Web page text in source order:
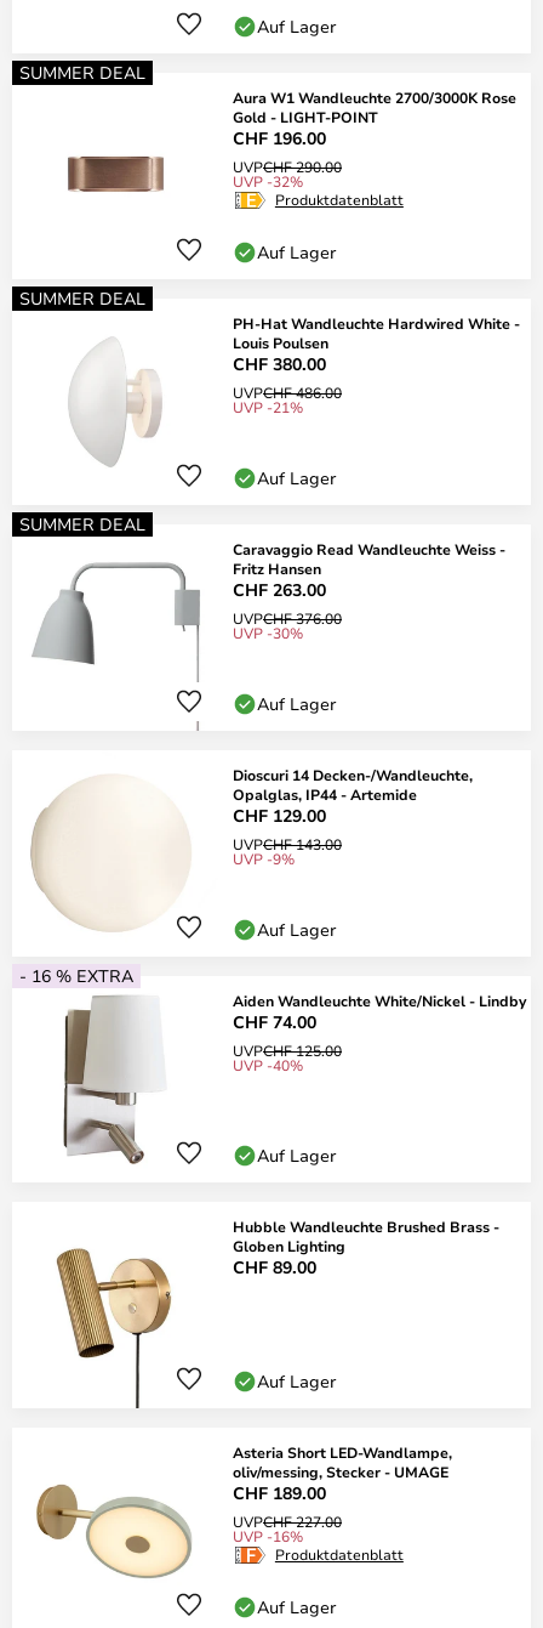
Auf Lager
SUMMER DEAL
Aura W1 Wandleuchte 2700/3000K Rose
Gold - LIGHT-POINT
CHF 196.00
UVPCHF 290.00
UVP -32%
Produktdatenblatt
Auf Lager
SUMMER DEAL
PH-Hat Wandleuchte Hardwired White -
Louis Poulsen
CHF 380.00
UVPCHF 486.00
UVP -21%
Auf Lager
SUMMER DEAL
Caravaggio Read Wandleuchte Weiss -
Fritz Hansen
CHF 263.00
UVPCHF 376.00
UVP -30%
Auf Lager
Dioscuri 14 Decken-/Wandleuchte,
Opalglas, IP44 - Artemide
CHF 129.00
UVPCHF 143.00
UVP -9%
Auf Lager
- 16 % EXTRA
Aiden Wandleuchte White/Nickel - Lindby
CHF 74.00
UVPCHF 125.00
UVP -40%
Auf Lager
Hubble Wandleuchte Brushed Brass -
Globen Lighting
CHF 89.00
Auf Lager
Asteria Short LED-Wandlampe,
oliv/messing, Stecker - UMAGE
CHF 189.00
UVPCHF 227.00
UVP -16%
Produktdatenblatt
Auf Lager